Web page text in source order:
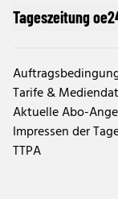
Tageszeitung
Tarife &
Aktuelle Abo-
Impressen der
TTPA